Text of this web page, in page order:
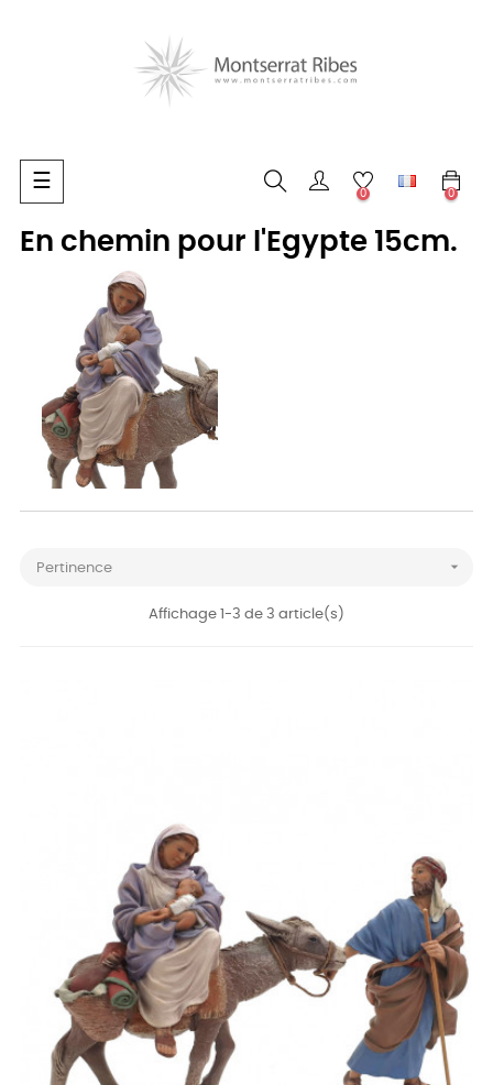
Basculer
la
navigation
☰
0 0
En chemin pour l'Egypte 15cm.
Pertinence 
Affichage 1-3 de 3 article(s)